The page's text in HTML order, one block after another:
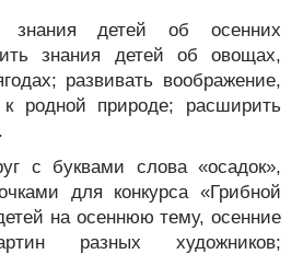
знания детей об осенних
знания детей об овощах,
развивать воображение,
родной природе; расширить
с буквами слова «осадок»,
для конкурса «Грибной
на осеннюю тему, осенние
разных художников;